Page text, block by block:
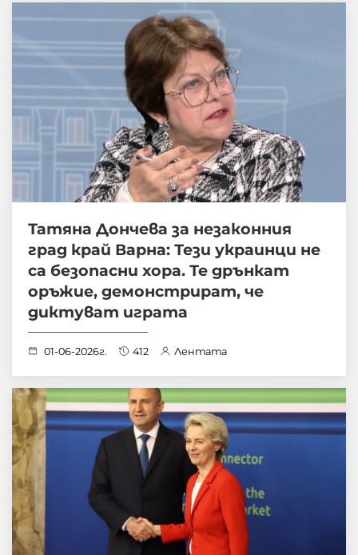
Татяна Дончева за незаконния
град край Варна: Тези украинци не
са безопасни хора. Те дрънкат
оръжие, демонстрират, че
диктуват играта
01-06-2026г. 412 Лентата